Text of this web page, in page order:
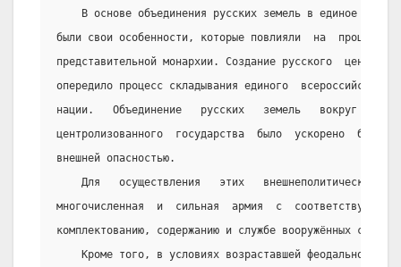
В основе объединения русских земель в единое
были свои особенности, которые повлияли  на  процесс
представительной монархии. Создание русского
опередило процесс складывания единого
нации.   Объединение   русских   земель   вокруг
центролизованного  государства  было  ускорено
внешней опасностью.
Для   осуществления   этих   внешнеполитических
многочисленная  и  сильная  армия  с
комплектованию, содержанию и службе вооружённых сил.
Кроме того, в условиях возраставшей феодальной